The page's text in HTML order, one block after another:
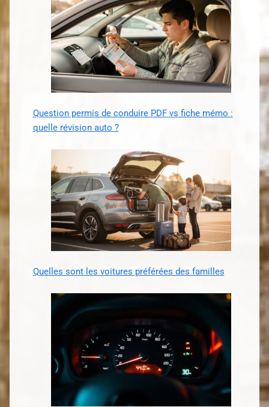
Question permis de conduire PDF vs fiche mémo :
quelle révision auto ?
Quelles sont les voitures préférées des familles